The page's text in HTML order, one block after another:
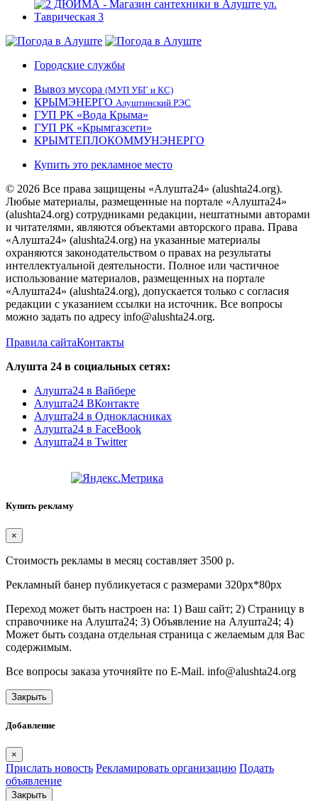
Городские службы
Вывоз мусора (МУП УБГ и КС)
КРЫМЭНЕРГО Алуштинский РЭС
ГУП РК «Вода Крыма»
ГУП РК «Крымгазсети»
КРЫМТЕПЛОКОММУНЭНЕРГО
Купить это рекламное место
© 2026 Все права защищены «Алушта24» (alushta24.org).
Любые материалы, размещенные на портале «Алушта24»
(alushta24.org) сотрудниками редакции, нештатными авторами
и читателями, являются объектами авторского права. Права
«Алушта24» (alushta24.org) на указанные материалы
охраняются законодательством о правах на результаты
интеллектуальной деятельности. Полное или частичное
использование материалов, размещенных на портале
«Алушта24» (alushta24.org), допускается только с согласия
редакции с указанием ссылки на источник. Все вопросы
можно задать по адресу info@alushta24.org.
Правила сайтаКонтакты
Алушта 24 в социальных сетях:
Алушта24 в Вайбере
Алушта24 ВКонтакте
Алушта24 в Однокласниках
Алушта24 в FaceBook
Алушта24 в Twitter
Купить рекламу
×
Стоимость рекламы в месяц составляет 3500 р.
Рекламный банер публикуетася с размерами 320px*80px
Переход может быть настроен на: 1) Ваш сайт; 2) Страницу в
справочнике на Алушта24; 3) Объявление на Алушта24; 4)
Может быть создана отдельная страница с желаемым для Вас
содержимым.
Все вопросы заказа уточняйте по E-Mail. info@alushta24.org
Закрыть
Добавление
×
Прислать новость Рекламировать организацию Подать
объявление
Закрыть